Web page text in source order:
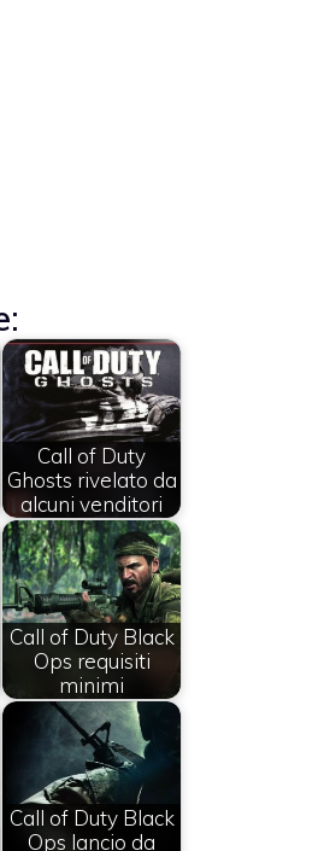
Call of Duty
Ghosts rivelato da
alcuni venditori
Call of Duty Black
Ops requisiti
minimi
Call of Duty Black
Ops lancio da